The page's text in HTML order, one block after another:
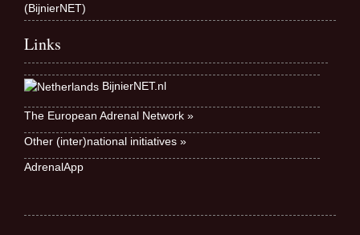
(BijnierNET)
Links
BijnierNET.nl
The European Adrenal Network »
Other (inter)national initiatives »
AdrenalApp